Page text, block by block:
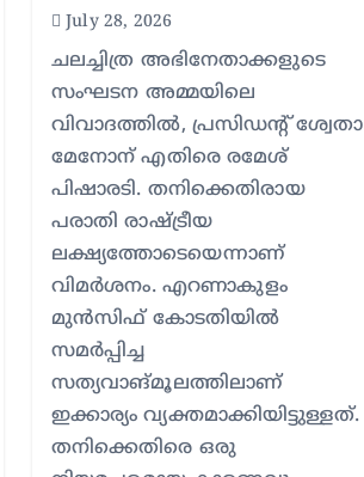
July 28, 2026
ചലച്ചിത്ര അഭിനേതാക്കളുടെ
സംഘടന അമ്മയിലെ
വിവാദത്തില്‍, പ്രസിഡന്റ് ശ്വേതാ
മേനോന് എതിരെ രമേശ്
പിഷാരടി. തനിക്കെതിരായ
പരാതി രാഷ്ട്രീയ
ലക്ഷ്യത്തോടെയെന്നാണ്
വിമര്‍ശനം. എറണാകുളം
മുന്‍സിഫ് കോടതിയില്‍
സമര്‍പ്പിച്ച
സത്യവാങ്മൂലത്തിലാണ്
ഇക്കാര്യം വ്യക്തമാക്കിയിട്ടുള്ളത്.
തനിക്കെതിരെ ഒരു